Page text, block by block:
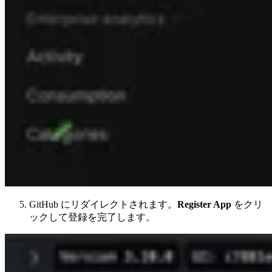
GitHub にリダイレクトされます。 Register App をクリ
ックして登録を完了します。